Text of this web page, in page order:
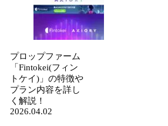
プロップファーム
「Fintokei(フィン
トケイ)」の特徴や
プラン内容を詳し
く解説！
2026.04.02